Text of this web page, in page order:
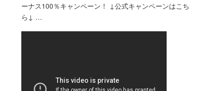
ーナス100％キャンペーン！ ↓公式キャンペーンはこち
ら↓ …